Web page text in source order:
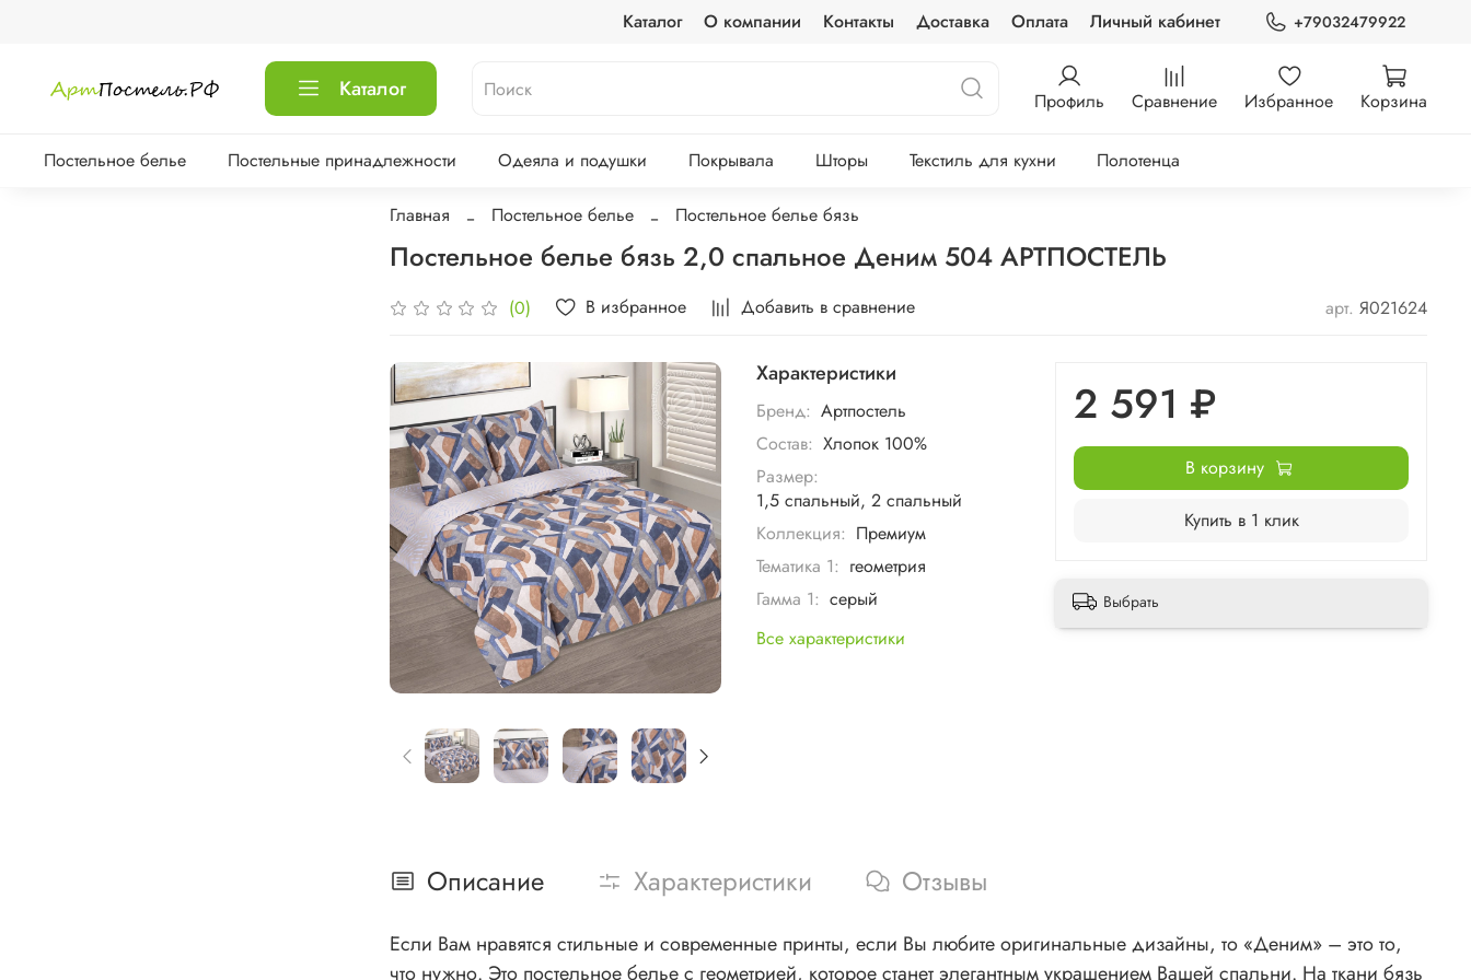
Каталог О компании Контакты Доставка Оплата Личный кабинет +79032479922
Каталог Профиль Сравнение Избранное Корзина
Постельное белье Постельные принадлежности Одеяла и подушки Покрывала Шторы Текстиль для кухни Полотенца
Главная Постельное белье Постельное белье бязь
Постельное белье бязь 2,0 спальное Деним 504 АРТПОСТЕЛЬ
(0) В избранное Добавить в сравнение арт. Я021624
Характеристики
Бренд: Артпостель
Состав: Хлопок 100%
Размер:
1,5 спальный, 2 спальный
Коллекция: Премиум
Тематика 1: геометрия
Гамма 1: серый
Все характеристики
2 591 ₽
В корзину
Купить в 1 клик
Выбрать
Описание Характеристики Отзывы
Если Вам нравятся стильные и современные принты, если Вы любите оригинальные дизайны, то «Деним» – это то,
что нужно. Это постельное белье с геометрией, которое станет элегантным украшением Вашей спальни. На ткани бязь